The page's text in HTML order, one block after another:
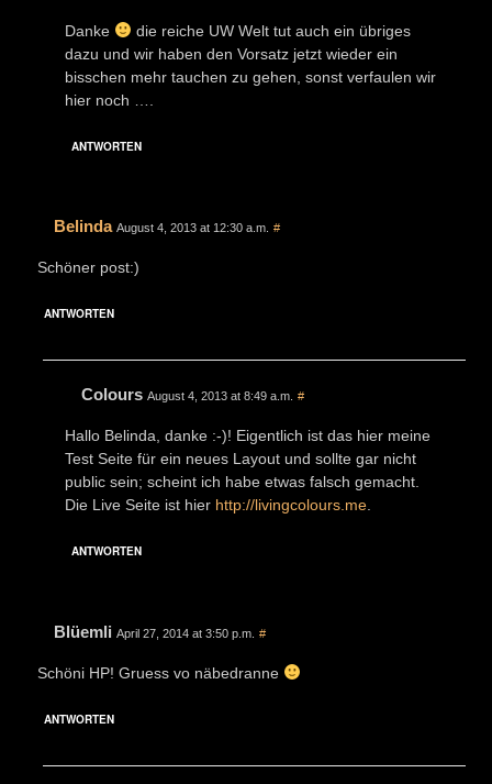
Danke
die reiche UW Welt tut auch ein übriges
dazu und wir haben den Vorsatz jetzt wieder ein
bisschen mehr tauchen zu gehen, sonst verfaulen wir
hier noch ….
ANTWORTEN
Belinda August 4, 2013 at 12:30 a.m. #
Schöner post:)
ANTWORTEN
Colours August 4, 2013 at 8:49 a.m. #
Hallo Belinda, danke :-)! Eigentlich ist das hier meine
Test Seite für ein neues Layout und sollte gar nicht
public sein; scheint ich habe etwas falsch gemacht.
Die Live Seite ist hier http://livingcolours.me
ANTWORTEN
Blüemli April 27, 2014 at 3:50 p.m. #
Schöni HP! Gruess vo näbedranne
ANTWORTEN